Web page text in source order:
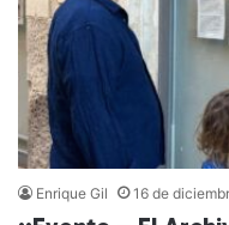
Enrique Gil 16 de